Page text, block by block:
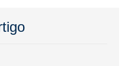
da escola à preparação para
cultural e social que
como desvios a serem